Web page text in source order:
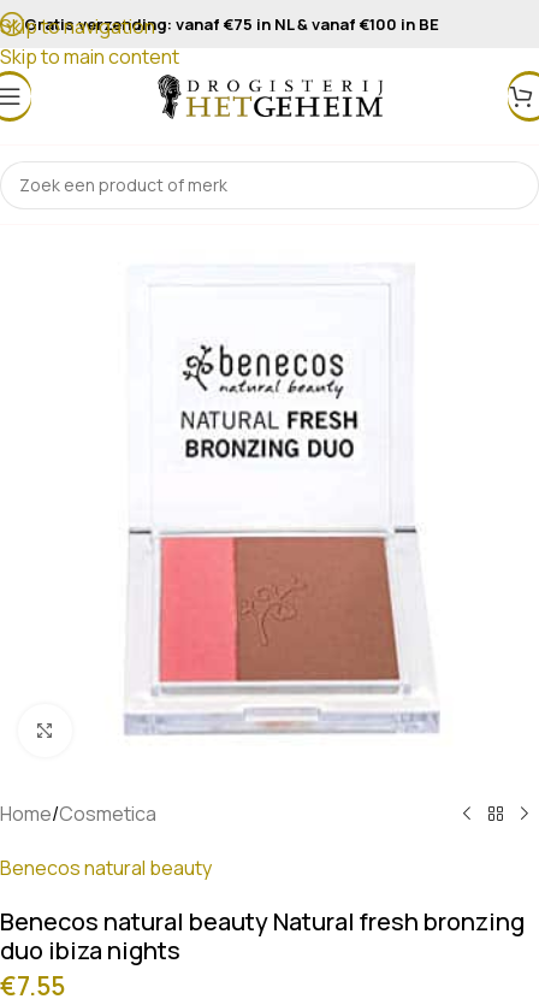
Skip to navigation
Skip to main content
Gratis verzending: vanaf €75 in NL & vanaf €100 in BE
Klik om te vergroten
Home/Cosmetica
Benecos natural beauty
Benecos natural beauty Natural fresh bronzing
duo ibiza nights
€7.55